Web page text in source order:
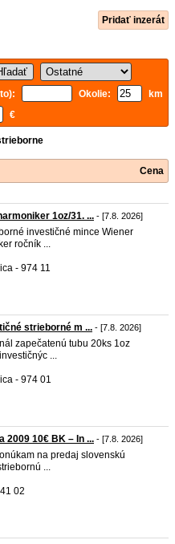
Pridať inzerát
Okolie:
km
€
Cena
1oz/31. ... - [7.8. 2026]
investičné mince Wiener
ročník ...
- 974 11
strieborné m ... - [7.8. 2026]
zapečatenú tubu 20ks 1oz
...
- 974 01
2009 10€ BK – In ... - [7.8. 2026]
na predaj slovenskú
...
02